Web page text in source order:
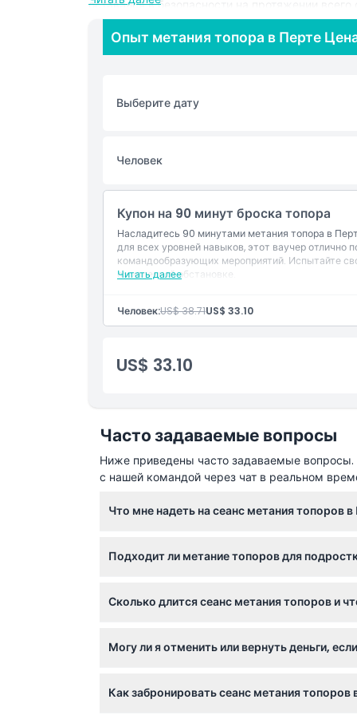
оставался в безопасности на протяжении
отметить день рождения или организовать
Большинство площадок для метания топора в
доступных пакетов и опций легко подобрать
Многие локации удобно расположены в центре
Включено
Часы работы
Вещи, которые нужно знать
Местоположение
Как добраться туда
Как воспользоваться
Дресс-код
Политика отмены
Опыт метания топора в Перте
Выберите дату
Человек
Купон на 90 минут броска топора
Насладитесь 90 минутами метания топора в
для всех уровней навыков, этот ваучер отлично
командообразующих мероприятий. Испытайте
оживленной обстановке.
Читать далее
Человек:US$ 38.71US$ 33.10
US$ 33.10
Часто задаваемые вопросы
Ниже приведены часто задаваемые вопросы.
с нашей командой через чат в реальном
Что мне надеть на сеанс метания топоров
позволяющая легко двигаться.
Подходит ли метание топоров для
иметь разрешение от родителей или
Сколько длится сеанс метания топоров и
и играми с большими топорами под
Могу ли я отменить или вернуть деньги,
Как забронировать сеанс метания топоров